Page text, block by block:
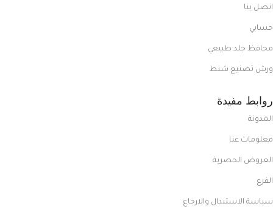
اتصل بنا
حسابي
محافظ جلد طبيعي
ورش تصنيع شنط
روابط مفيدة
المدونة
معلومات عنا
العروض الحصرية
الفرع
سياسة الاستبدال والارجاع